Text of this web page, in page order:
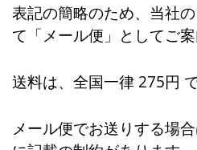
表記の簡略のため、当社
て「メール便」としてご案
送料は、全国一律 275円 で
メール便でお送りする場